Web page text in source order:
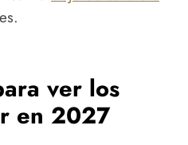
ver los
en 2027